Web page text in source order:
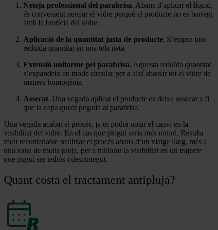
Neteja professional del parabrisa. Abans d’aplicar el líquid,
és convenient netejar el vidre perquè el producte no es barregi
amb la brutícia del vidre.
Aplicació de la quantitat justa de producte. S’empra una
reduïda quantitat en una tela neta.
Extensió uniforme pel parabrisa. Aquesta reduïda quantitat
s’expandeix en mode circular per a així abastar tot el vidre de
manera homogènia.
Assecat. Una vegada aplicat el producte es deixa assecar a fi
que la capa quedi pegada al parabrisa.
Una vegada acabat el procés, ja es podrà notar el canvi en la
visibilitat del vidre. En el cas que plogui seria més notori. Resulta
molt recomanable realitzar el procés abans d’un viatge llarg, més a
una zona de molta pluja, per a millorar la visibilitat en un trajecte
que pugui ser tediós i desconegut.
Quant costa el tractament antipluja?